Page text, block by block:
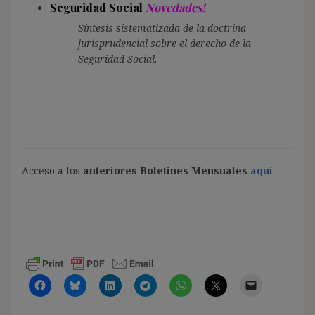
Seguridad Social Novedades!
Síntesis sistematizada de la doctrina
jurisprudencial sobre el derecho de la
Seguridad Social.
Acceso a los anteriores Boletines Mensuales aquí